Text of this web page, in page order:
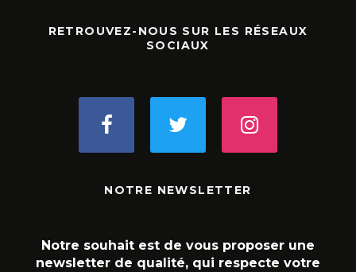
RETROUVEZ-NOUS SUR LES RÉSEAUX
SOCIAUX
NOTRE NEWSLETTER
Notre souhait est de vous proposer une
newsletter de qualité, qui respecte votre